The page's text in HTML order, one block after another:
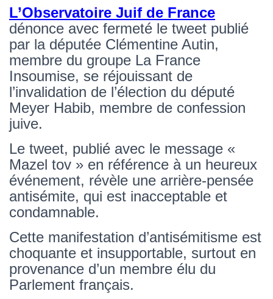
L’Observatoire Juif de France
dénonce avec fermeté le tweet publié
par la députée Clémentine Autin,
membre du groupe La France
Insoumise, se réjouissant de
l’invalidation de l’élection du député
Meyer Habib, membre de confession
juive.
Le tweet, publié avec le message «
Mazel tov » en référence à un heureux
événement, révèle une arrière-pensée
antisémite, qui est inacceptable et
condamnable.
Cette manifestation d’antisémitisme est
choquante et insupportable, surtout en
provenance d’un membre élu du
Parlement français.